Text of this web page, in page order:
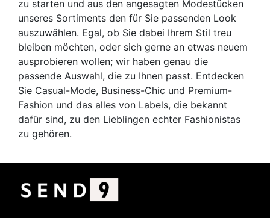
zu starten und aus den angesagten Modestücken
unseres Sortiments den für Sie passenden Look
auszuwählen. Egal, ob Sie dabei Ihrem Stil treu
bleiben möchten, oder sich gerne an etwas neuem
ausprobieren wollen; wir haben genau die
passende Auswahl, die zu Ihnen passt. Entdecken
Sie Casual-Mode, Business-Chic und Premium-
Fashion und das alles von Labels, die bekannt
dafür sind, zu den Lieblingen echter Fashionistas
zu gehören.